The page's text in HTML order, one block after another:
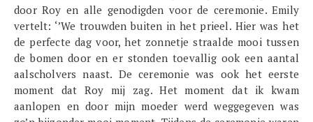
door Roy en alle genodigden voor de ceremonie. Emily
vertelt: ‘’We trouwden buiten in het prieel. Hier was het
de perfecte dag voor, het zonnetje straalde mooi tussen
de bomen door en er stonden toevallig ook een aantal
aalscholvers naast. De ceremonie was ook het eerste
moment dat Roy mij zag. Het moment dat ik kwam
aanlopen en door mijn moeder werd weggegeven was